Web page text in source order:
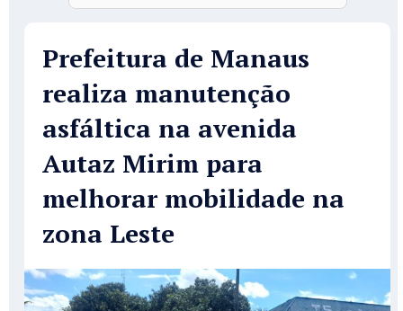
Prefeitura de Manaus
realiza manutenção
asfáltica na avenida
Autaz Mirim para
melhorar mobilidade na
zona Leste